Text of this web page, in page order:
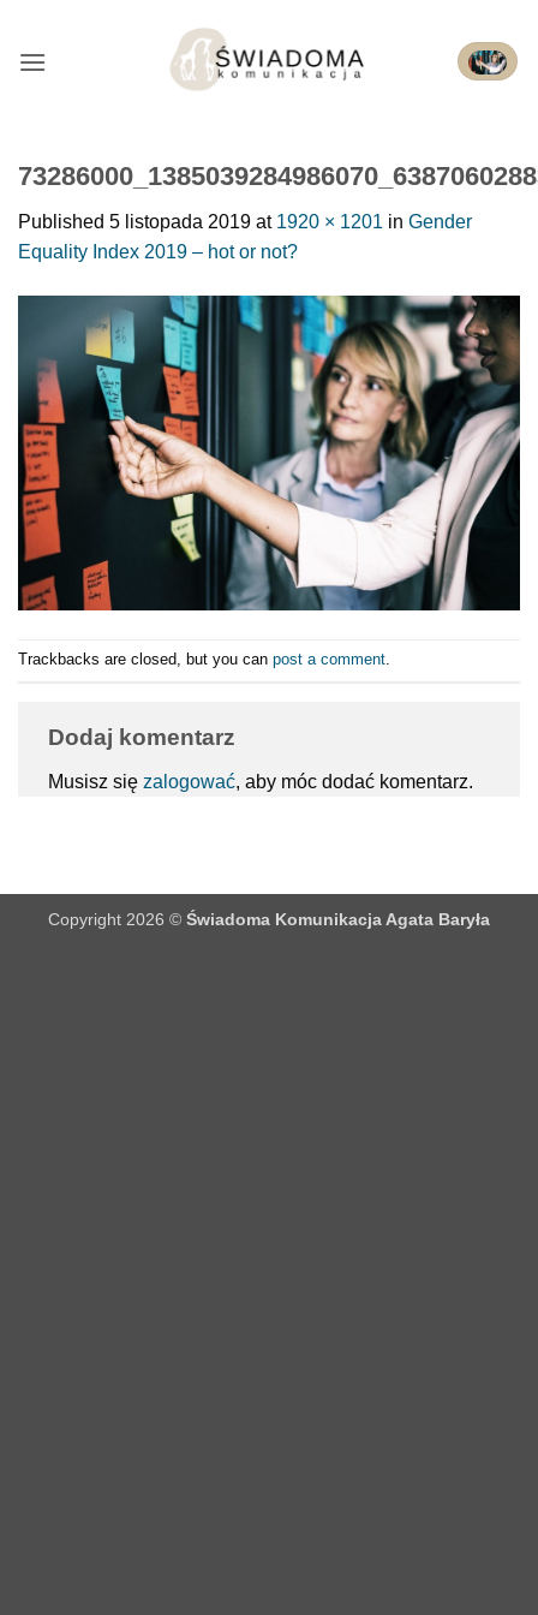
treści
Published 5 listopada 2019 at 1920 × 1201 in Gender
Equality Index 2019 – hot or not?
Trackbacks are closed, but you can post a comment.
Dodaj komentarz
Musisz się zalogować, aby móc dodać komentarz.
Copyright 2026 © Świadoma Komunikacja Agata Baryła